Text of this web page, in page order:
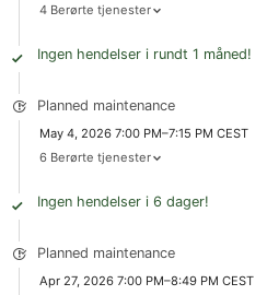
4 Berørte tjenester
Ingen hendelser i rundt 1 måned!
Planned maintenance
May 4, 2026 7:00 PM–7:15 PM CEST
6 Berørte tjenester
Ingen hendelser i 6 dager!
Planned maintenance
Apr 27, 2026 7:00 PM–8:49 PM CEST